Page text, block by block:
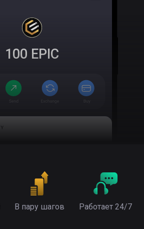
100 EPIC
В пару шагов Работает 24/7